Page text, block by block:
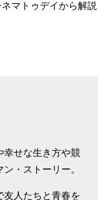
マトゥデイから解説
幸せな生き方や競
・ストーリー。
友人たちと青春を